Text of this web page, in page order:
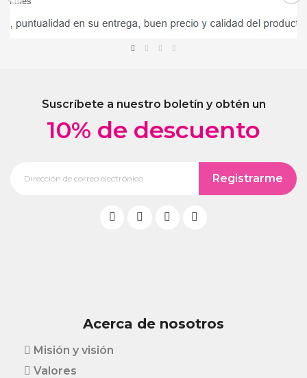
Suscríbete a nuestro boletín y obtén un
10% de descuento
Registrarme
Acerca de nosotros
Misión y visión
Valores